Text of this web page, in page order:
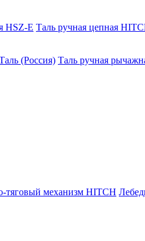
HSZ-E Таль ручная цепная
(Россия) Таль ручная
тяговый механизм HITCH